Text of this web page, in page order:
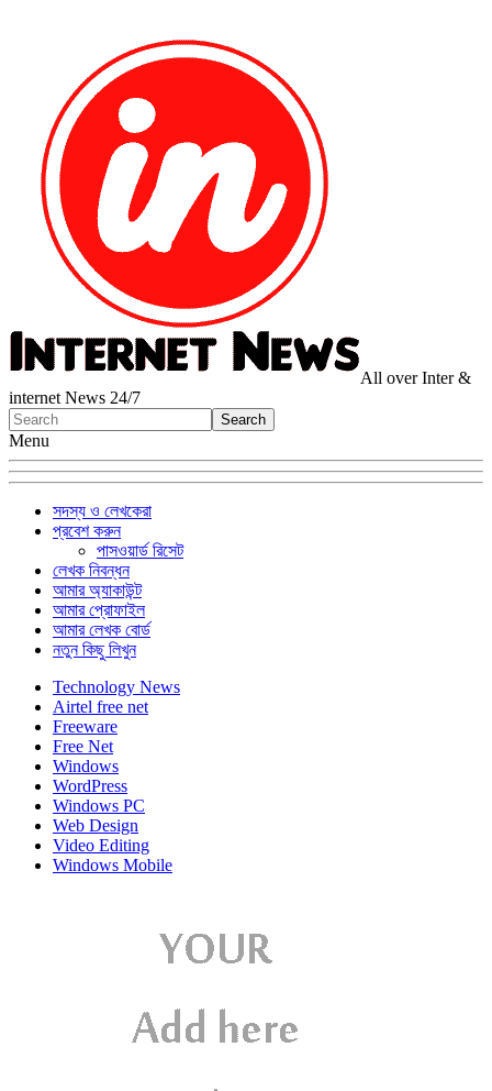
All over Inter &
internet News 24/7
Menu
সদস্য ও লেখকেরা
প্রবেশ করুন
পাসওয়ার্ড রিসেট
লেখক নিবন্ধন
আমার অ্যাকাউন্ট
আমার প্রোফাইল
আমার লেখক বোর্ড
নতুন কিছু লিখুন
Technology News
Airtel free net
Freeware
Free Net
Windows
WordPress
Windows PC
Web Design
Video Editing
Windows Mobile